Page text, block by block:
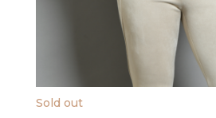
Sold out